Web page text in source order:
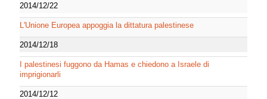
2014/12/22
L'Unione Europea appoggia la dittatura palestinese
2014/12/18
I palestinesi fuggono da Hamas e chiedono a Israele di
imprigionarli
2014/12/12